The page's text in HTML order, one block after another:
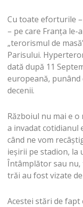
Cu toate eforturile
– pe care Franţa
„terorismul de
Parisului.
dată după 11
europeană, punând
decenii.
Războiul nu mai e
a invadat cotidianul
când ne vom
ieşirii pe stadion, la
Întâmplător sau nu,
trăi au fost vizate
Acestei stări de